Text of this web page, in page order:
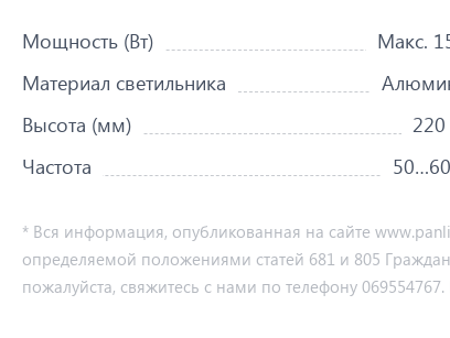
Мощность (Вт) Макс.
Материал светильника
Высота (мм)
Частота
* Вся информация, опубликованная на сайте
определяемой положениями статей 681 и 805
пожалуйста, свяжитесь с нами по телефону